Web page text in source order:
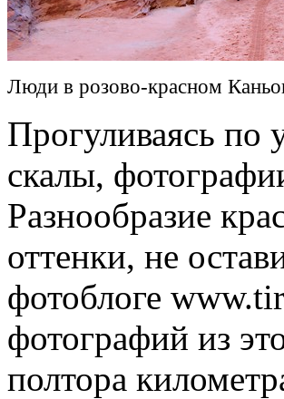
Люди в розово-красном
Прогуливаясь по
скалы,
Разнообразие
оттенки, не
фотоблоге
фотографий из
полтора